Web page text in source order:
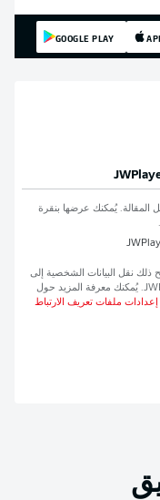
GOOGLE PLAY
المقالة. يُمكنك عرضها بنقرة
ذلك نقل البيانات الشخصية إلى
. يُمكنك معرفة المزيد حول
إعدادات ملفات تعريف الارتباط